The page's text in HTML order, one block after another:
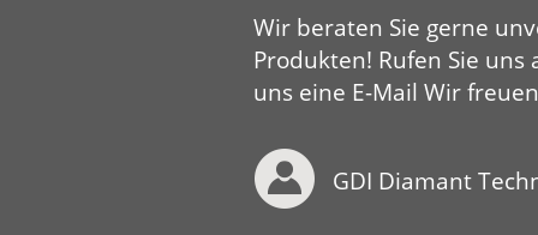
Wir beraten Sie gerne
Produkten! Rufen Sie uns
uns eine E-Mail Wir
GDI Diamant